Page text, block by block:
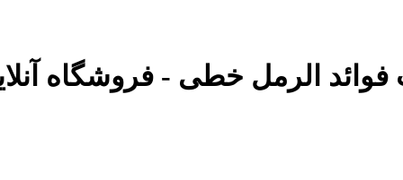
فوائد الرمل خطی - فروشگاه